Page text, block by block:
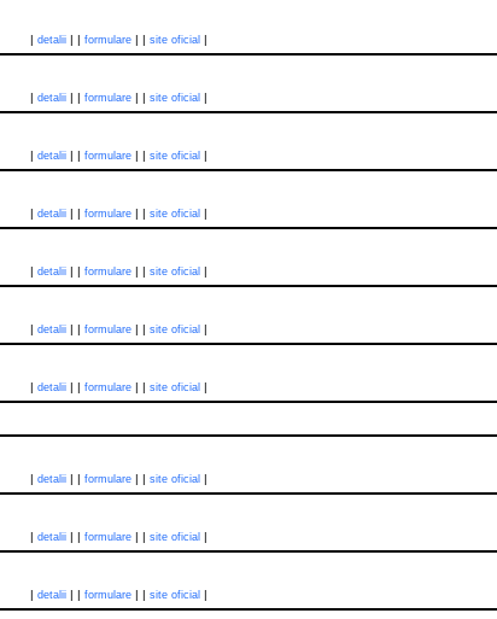
| detalii| | formulare| | site oficial|
| detalii| | formulare| | site oficial|
| detalii| | formulare| | site oficial|
| detalii| | formulare| | site oficial|
| detalii| | formulare| | site oficial|
| detalii| | formulare| | site oficial|
| detalii| | formulare| | site oficial|
| detalii| | formulare| | site oficial|
| detalii| | formulare| | site oficial|
| detalii| | formulare| | site oficial|